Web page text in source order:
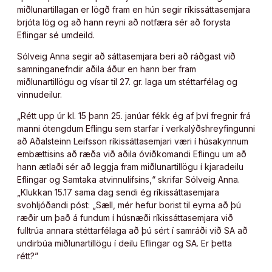
miðlunartillagan er lögð fram en hún segir ríkissáttasemjara
brjóta lög og að hann reyni að notfæra sér að forysta
Eflingar sé umdeild.
Sólveig Anna segir að sáttasemjara beri að ráðgast við
samninganefndir aðila áður en hann ber fram
miðlunartillögu og vísar til 27. gr. laga um stéttarfélag og
vinnudeilur.
„Rétt upp úr kl. 15 þann 25. janúar fékk ég af því fregnir frá
manni ótengdum Eflingu sem starfar í verkalýðshreyfingunni
að Aðalsteinn Leifsson ríkissáttasemjari væri í húsakynnum
embættisins að ræða við aðila óviðkomandi Eflingu um að
hann ætlaði sér að leggja fram miðlunartillögu í kjaradeilu
Eflingar og Samtaka atvinnulífsins,“ skrifar Sólveig Anna.
„Klukkan 15.17 sama dag sendi ég ríkissáttasemjara
svohljóðandi póst: „Sæll, mér hefur borist til eyrna að þú
ræðir um það á fundum í húsnæði ríkissáttasemjara við
fulltrúa annara stéttarfélaga að þú sért í samráði við SA að
undirbúa miðlunartillögu í deilu Eflingar og SA. Er þetta
rétt?”